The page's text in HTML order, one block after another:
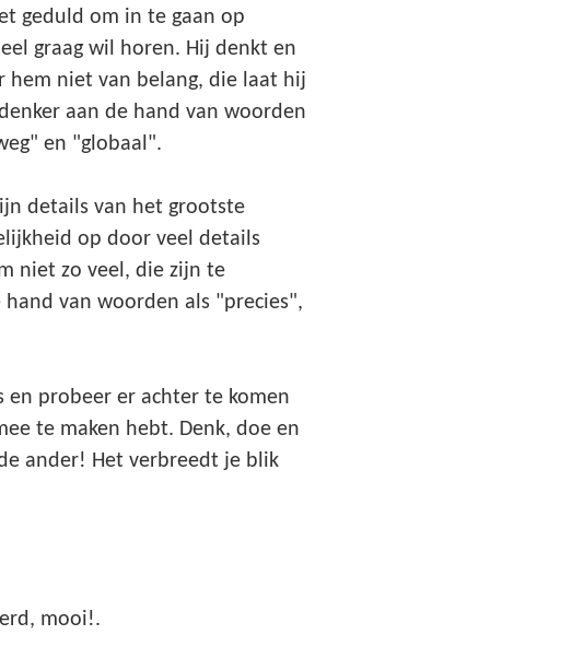
geduld om in te gaan op
graag wil horen. Hij denkt en
hem niet van belang, die laat hij
aan de hand van woorden
en "globaal".
details van het grootste
op door veel details
niet zo veel, die zijn te
hand van woorden als "precies",
en probeer er achter te komen
te maken hebt. Denk, doe en
ander! Het verbreedt je blik
mooi!.